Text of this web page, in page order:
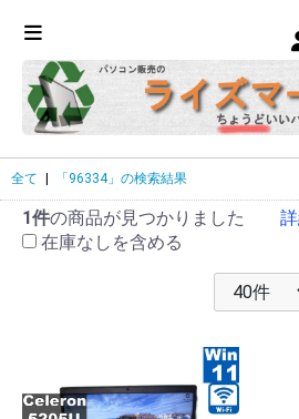
全て 「96334」の検索結果
1件の商品が見つかりました
在庫なしを含める